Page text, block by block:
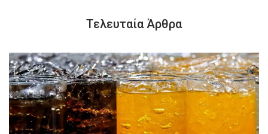
Τελευταία Άρθρα